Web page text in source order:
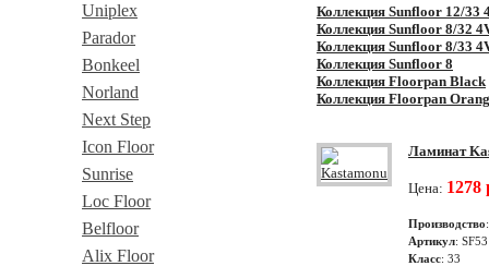
Uniplex
Parador
Bonkeel
Norland
Next Step
Icon Floor
Sunrise
Loc Floor
Belfloor
Alix Floor
Коллекция Sunfloor 12/33
Коллекция Sunfloor 8/32
Коллекция Sunfloor 8/33
Коллекция Sunfloor 8
Коллекция Floorpan Black
Коллекция Floorpan
Ламинат
Цена: 1278
Производство
Артикул: SF53
Класс: 33